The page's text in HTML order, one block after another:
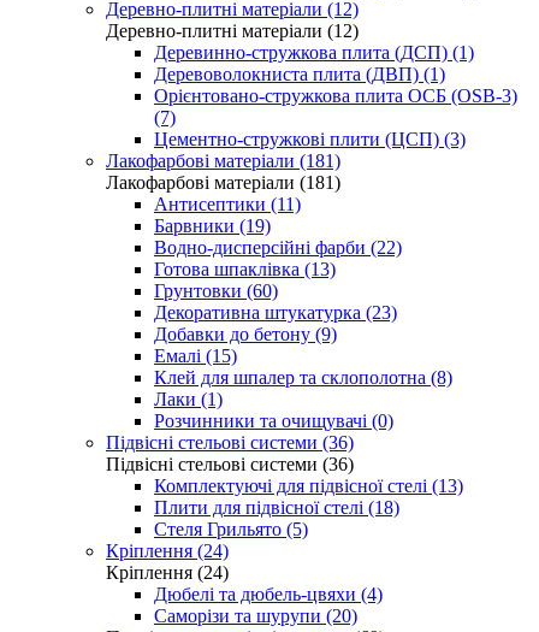
Деревно-плитні матеріали (12)
Деревно-плитні матеріали (12)
Деревинно-стружкова плита (ДСП) (1)
Деревоволокниста плита (ДВП) (1)
Орієнтовано-стружкова плита ОСБ (OSB-3)
(7)
Цементно-стружкові плити (ЦСП) (3)
Лакофарбові матеріали (181)
Лакофарбові матеріали (181)
Антисептики (11)
Барвники (19)
Водно-дисперсійні фарби (22)
Готова шпаклівка (13)
Грунтовки (60)
Декоративна штукатурка (23)
Добавки до бетону (9)
Емалі (15)
Клей для шпалер та склополотна (8)
Лаки (1)
Розчинники та очищувачі (0)
Підвісні стельові системи (36)
Підвісні стельові системи (36)
Комплектуючі для підвісної стелі (13)
Плити для підвісної стелі (18)
Стеля Грильято (5)
Кріплення (24)
Кріплення (24)
Дюбелі та дюбель-цвяхи (4)
Саморізи та шурупи (20)